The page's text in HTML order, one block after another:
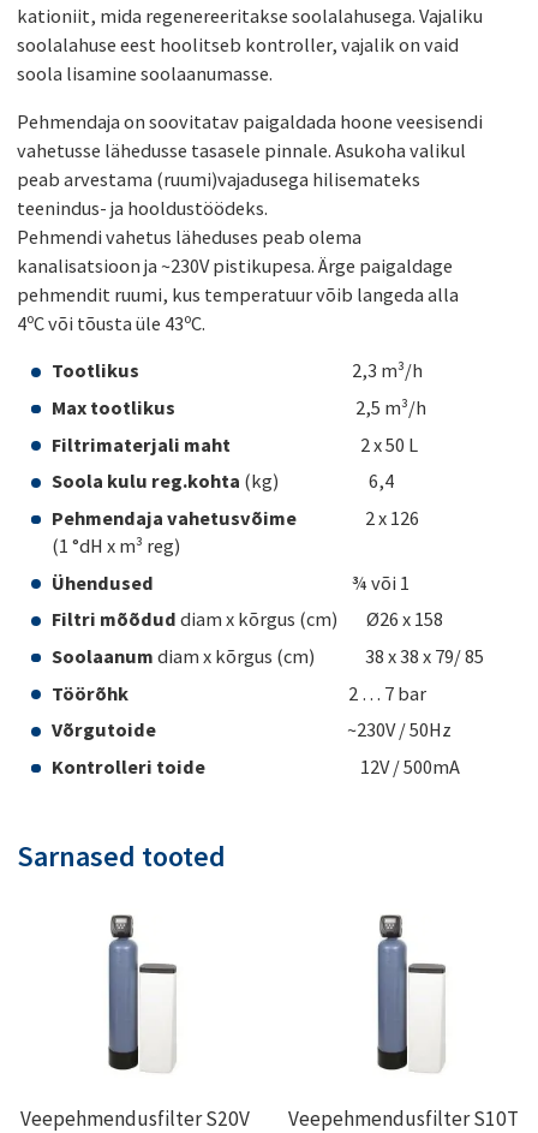
kationiit, mida regenereeritakse soolalahusega. Vajaliku
soolalahuse eest hoolitseb kontroller, vajalik on vaid
soola lisamine soolaanumasse.
Pehmendaja on soovitatav paigaldada hoone veesisendi
vahetusse lähedusse tasasele pinnale. Asukoha valikul
peab arvestama (ruumi)vajadusega hilisemateks
teenindus- ja hooldustöödeks.
Pehmendi vahetus läheduses peab olema
kanalisatsioon ja ~230V pistikupesa. Ärge paigaldage
pehmendit ruumi, kus temperatuur võib langeda alla
4ºC või tõusta üle 43ºC.
Tootlikus
2,3 m³/h
Max tootlikus 2,5 m³/h
Filtrimaterjali maht 2 x 50 L
Soola kulu reg.kohta (kg) 6,4
Pehmendaja vahetusvõime
2 x 126
(1 °dH x m³ reg)
Ühendused
¾ või 1
Filtri mõõduddiam x kõrgus (cm) Ø26 x 158
Soolaanumdiam x kõrgus (cm) 38 x 38 x 79/ 85
Töörõhk 2 … 7 bar
Võrgutoide ~230V / 50Hz
Kontrolleri toide 12V / 500mA
Sarnased tooted
Veepehmendusfilter S20V Veepehmendusfilter S10T